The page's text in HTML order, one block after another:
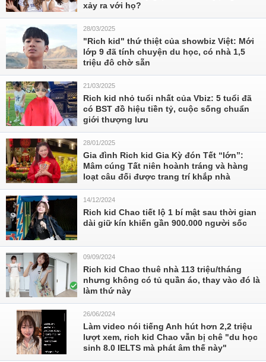
xảy ra với họ?
28/03/2025
"Rich kid" thứ thiệt của showbiz Việt: Mới
lớp 9 đã tính chuyện du học, có nhà 1,5
triệu đô chờ sẵn
21/03/2025
Rich kid nhỏ tuổi nhất của Vbiz: 5 tuổi đã
có BST đồ hiệu tiền tỷ, cuộc sống chuẩn
giới thượng lưu
28/01/2025
Gia đình Rich kid Gia Kỳ đón Tết “lớn”:
Mâm cúng Tất niên hoành tráng và hàng
loạt câu đối được trang trí khắp nhà
14/12/2024
Rich kid Chao tiết lộ 1 bí mật sau thời gian
dài giữ kín khiến gần 900.000 người sốc
09/09/2024
Rich kid Chao thuê nhà 113 triệu/tháng
nhưng không có tủ quần áo, thay vào đó là
làm thứ này
26/06/2024
Làm video nói tiếng Anh hút hơn 2,2 triệu
lượt xem, rich kid Chao vẫn bị chê "du học
sinh 8.0 IELTS mà phát âm thế này"